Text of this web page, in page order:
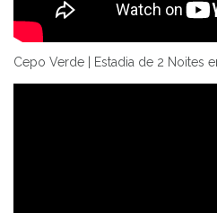
Cepo Verde | Estadia de 2 Noites